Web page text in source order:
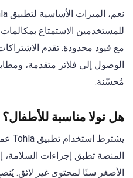
للمستخدمين الاستمتاع
مع قيود محدودة. تقدم
الوصول إلى فلاتر متقدمة،
مُحسّنة.
هل تولا مناسبة للأطفال؟
المنصة تطبق إجراءات السلامة،
الأصغر سنًا لمحتوى غير لائق.